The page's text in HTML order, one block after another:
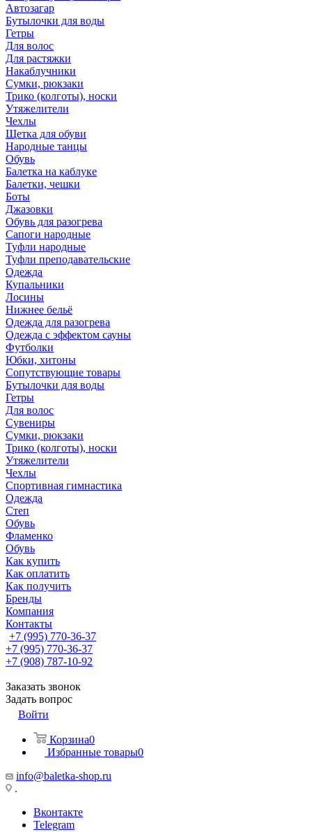
Автозагар
Бутылочки для воды
Гетры
Для волос
Для растяжки
Накаблучники
Сумки, рюкзаки
Трико (колготы), носки
Утяжелители
Чехлы
Щетка для обуви
Народные танцы
Обувь
Балетка на каблуке
Балетки, чешки
Боты
Джазовки
Обувь для разогрева
Сапоги народные
Туфли народные
Туфли преподавательские
Одежда
Купальники
Лосины
Нижнее бельё
Одежда для разогрева
Одежда с эффектом сауны
Футболки
Юбки, хитоны
Сопутствующие товары
Бутылочки для воды
Гетры
Для волос
Сувениры
Сумки, рюкзаки
Трико (колготы), носки
Утяжелители
Чехлы
Спортивная гимнастика
Одежда
Степ
Обувь
Фламенко
Обувь
Как купить
Как оплатить
Как получить
Бренды
Компания
Контакты
+7 (995) 770-36-37
+7 (995) 770-36-37
+7 (908) 787-10-92
Заказать звонок
Задать вопрос
Войти
Корзина0
Избранные товары0
info@baletka-shop.ru
.
Вконтакте
Telegram